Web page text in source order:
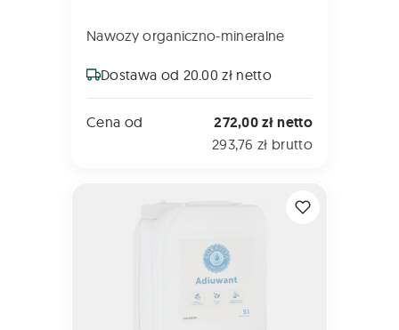
Nawozy organiczno-mineralne
Dostawa od 20.00 zł netto
Cena od 272,00 zł netto
293,76 zł brutto